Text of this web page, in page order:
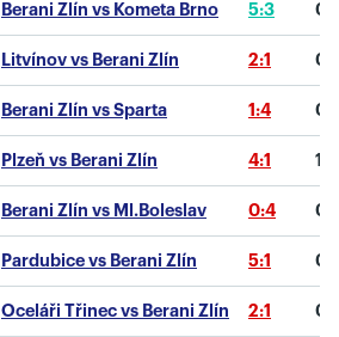
Berani Zlín vs Kometa Brno 5:3 0
Litvínov vs Berani Zlín 2:1 0
Berani Zlín vs Sparta 1:4 0
Plzeň vs Berani Zlín 4:1 1
Berani Zlín vs Ml.Boleslav 0:4 0
Pardubice vs Berani Zlín 5:1 0
Oceláři Třinec vs Berani Zlín 2:1 0